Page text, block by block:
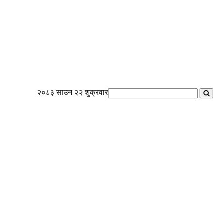
२०८३ साउन २२ शुक्रवार